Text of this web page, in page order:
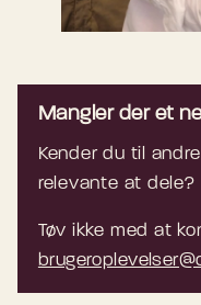
Mangler der et
Kender du til
relevante at dele?
Tøv ikke med at